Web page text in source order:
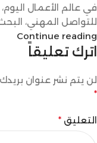
في عالم الأعمال
للتواصل المهني،
Continue reading
اترك تعليقاً
لن يتم نشر عنوان بريدك
*
التعليق *